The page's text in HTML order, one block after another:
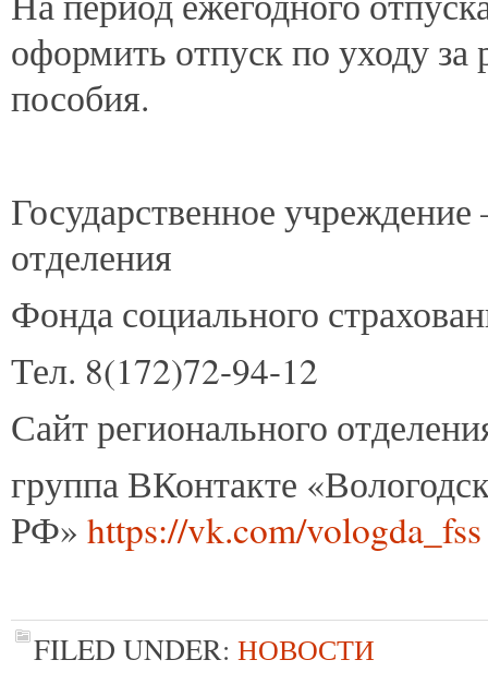
оформить отпуск по уходу
пособия.
Государственное
отделения
Фонда социального
Тел. 8(172)72-94-12
Сайт регионального
группа ВКонтакте
РФ» https://vk.com/vologda_fss
FILED UNDER: НОВОСТИ